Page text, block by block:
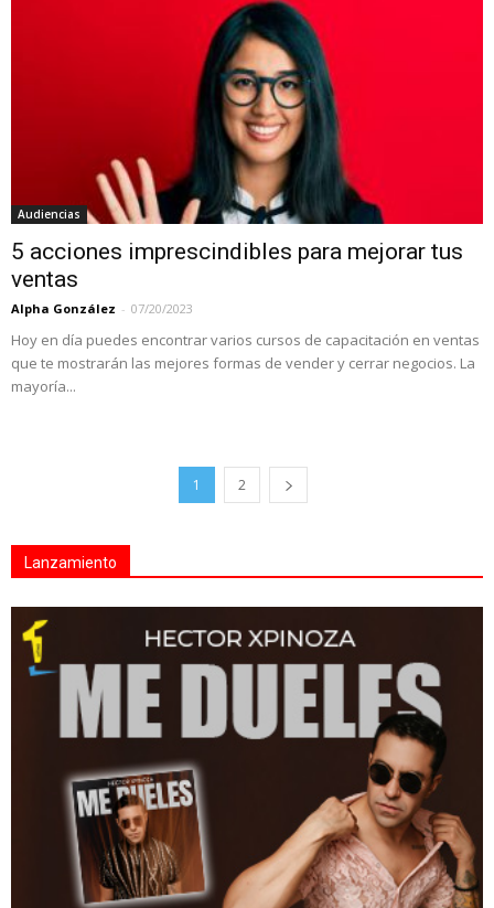
Audiencias
5 acciones imprescindibles para mejorar tus
ventas
Alpha González - 07/20/2023
Hoy en día puedes encontrar varios cursos de capacitación en ventas
que te mostrarán las mejores formas de vender y cerrar negocios. La
mayoría...
1 2
Lanzamiento